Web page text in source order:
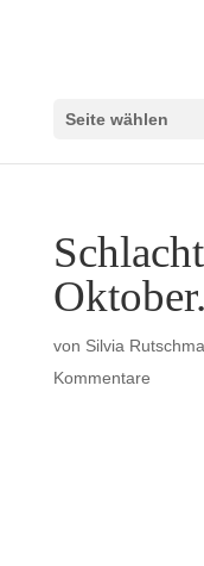
Seite wählen
Oktober.
von Silvia
Kommentare